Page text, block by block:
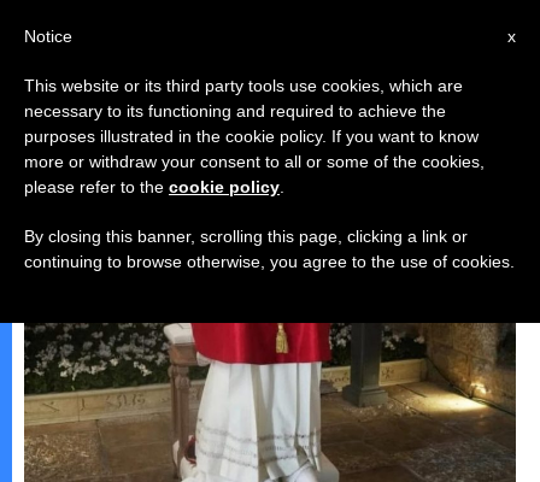
البابا لاون الرّابع عشر,رحلات البابا
x
Notice
This website or its third party tools use cookies, which are
necessary to its functioning and required to achieve the
purposes illustrated in the cookie policy. If you want to know
more or withdraw your consent to all or some of the cookies,
please refer to the cookie policy
By closing this banner, scrolling this page, clicking a link or
continuing to browse otherwise, you agree to the use of cookies.